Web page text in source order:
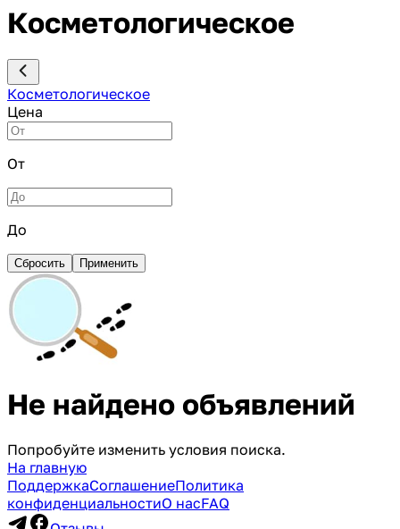
Косметологическое
Косметологическое
Цена
От
До
Сбросить Применить
Не найдено объявлений
Попробуйте изменить условия поиска.
На главную
ПоддержкаСоглашениеПолитика
конфиденциальностиО насFAQ